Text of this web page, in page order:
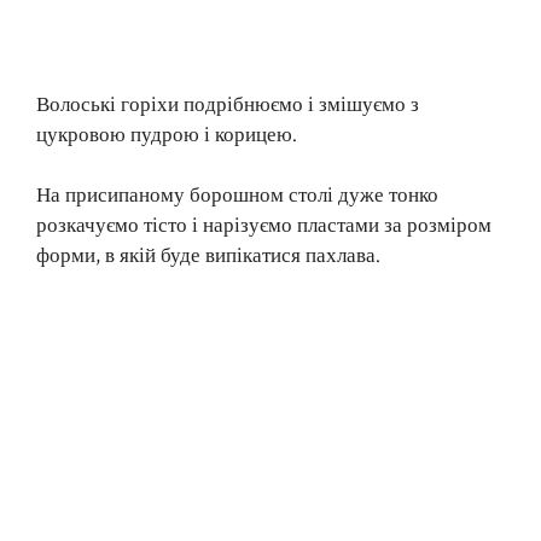
Волоські горіхи подрібнюємо і змішуємо з
цукровою пудрою і корицею.
На присипаному борошном столі дуже тонко
розкачуємо тісто і нарізуємо пластами за розміром
форми, в якій буде випікатися пахлава.